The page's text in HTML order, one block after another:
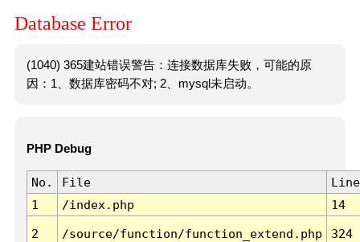
Database Error
(1040) 365建站错误警告：连接数据库失败，可能的原
因：1、数据库密码不对; 2、mysql未启动。
PHP Debug
No. File
Line
1
/index.php 14
2 /source/function/function_extend.php 324